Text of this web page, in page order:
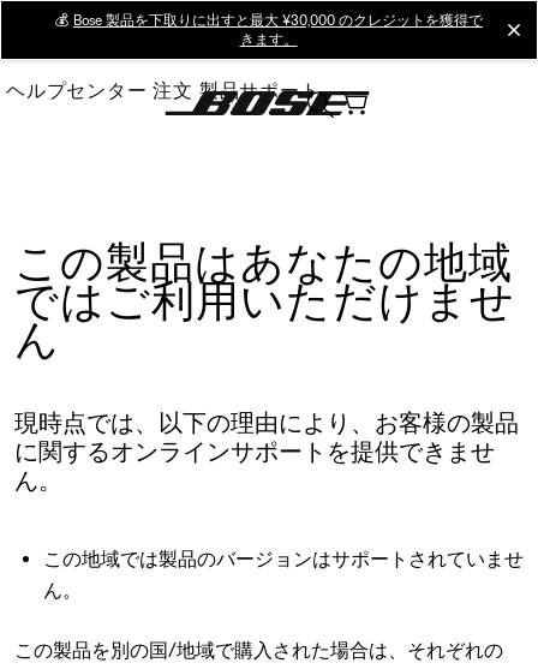
Main
💰 Bose 製品を下取りに出すと最大 ¥30,000 のクレジットを獲得で
きます。
ヘルプセンター 注文 製品サポート
この製品はあなたの地域
ではご利用いただけませ
ん
現時点では、以下の理由により、お客様の製品
に関するオンラインサポートを提供できませ
ん。
この地域では製品のバージョンはサポートされていませ
ん。
この製品を別の国/地域で購入された場合は、それぞれの